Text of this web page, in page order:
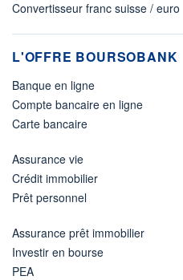
Convertisseur franc suisse / euro
L'OFFRE BOURSOBANK
Banque en ligne
Compte bancaire en ligne
Carte bancaire
Assurance vie
Crédit immobilier
Prêt personnel
Assurance prêt immobilier
Investir en bourse
PEA